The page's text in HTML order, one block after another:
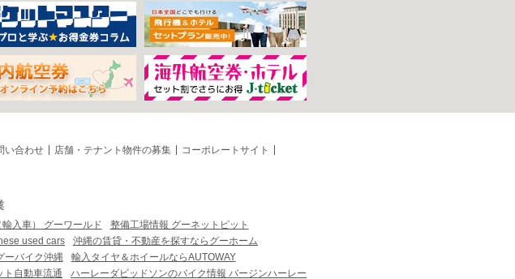
い合わせ 店舗・テナント物件の募集 コーポレートサイト
入車） グーワールド
整備工場情報 グーネットピット
used cars
沖縄の賃貸・不動産を探すならグーホーム
ーバイク沖縄
輸入タイヤ＆ホイールならAUTOWAY
ト自動車流通 ハーレーダビッドソンのバイク情報 バージンハーレー